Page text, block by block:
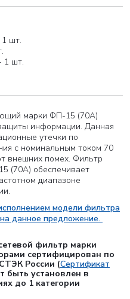
шт.
1 шт.
марки ФП-15 (70А)
информации. Данная
утечки по
с номинальным током 70
внешних помех. Фильтр
(70А) обеспечивает
диапазоне
модели фильтра
данное предложение.
фильтр марки
сертифицирован по
России (Сертификат
быть установлен в
до 1 категории
(можно
Вы соглашаетесь на
данных